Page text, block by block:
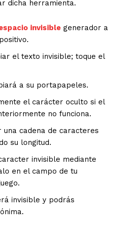
dicha herramienta.
invisible generador a
el texto invisible; toque el
a su portapapeles.
el carácter oculto si el
no funciona.
una cadena de caracteres
su longitud.
invisible mediante
en el campo de tu
invisible y podrás